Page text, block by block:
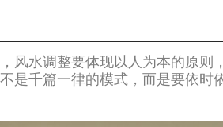
风水调整要体现以人为本的原则
千篇一律的模式，而是要依时